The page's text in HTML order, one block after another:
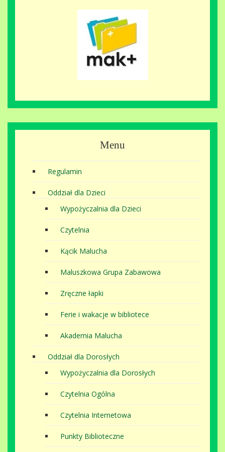
Menu
Regulamin
Oddział dla Dzieci
Wypożyczalnia dla Dzieci
Czytelnia
Kącik Malucha
Maluszkowa Grupa Zabawowa
Zręczne łapki
Ferie i wakacje w bibliotece
Akademia Malucha
Oddział dla Dorosłych
Wypożyczalnia dla Dorosłych
Czytelnia Ogólna
Czytelnia Internetowa
Punkty Biblioteczne